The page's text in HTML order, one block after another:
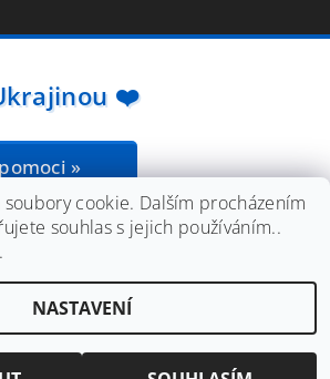
cookie. Dalším procházením
souhlas s jejich používáním..
.
NASTAVENÍ
❤️
»